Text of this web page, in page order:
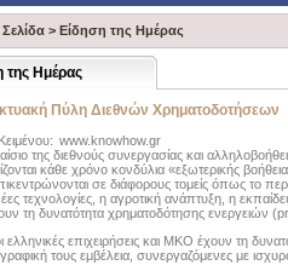
> Είδηση της Ημέρας
της Ημέρας
Πύλη Διεθνών Χρηματοδοτήσεων
www.knowhow.gr
της διεθνούς συνεργασίας και
κάθε χρόνο κονδύλια «εξωτερικής
σε διάφορους τομείς όπως το
τεχνολογίες, η αγροτική ανάπτυξη, η
τη δυνατότητα χρηματοδότησης ενεργειών
ελληνικές επιχειρήσεις και ΜΚΟ έχουν τη
τους εμβέλεια, συνεργαζόμενες με